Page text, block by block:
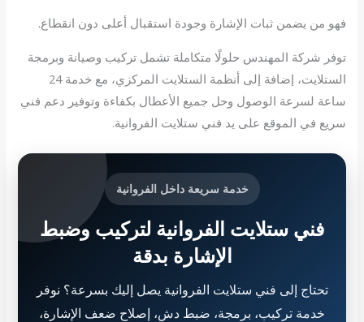
فهو من يضمن ثبات الإشارة وجودة استقبال أعلى دون انقطاع.
توفر شركة المهندس حلولًا متكاملة تشمل تركيب وصيانة وبرمجة
الستلايت، إضافة إلى أنظمة الستلايت المركزي، مع خدمة 24
ساعة لسرعة الوصول وحل جميع الأعطال بكفاءة وتوفير دعم فني
سريع في الموقع على يد فني ستلايت الفروانية.
خدمة سريعة داخل الفروانية
فني ستلايت الفروانية لتركيب وضبط
الإشارة بدقة
تحتاج إلى فني ستلايت الفروانية يصل إليك بسرعة؟ نوفر
خدمة تركيب، برمجة، ضبط دش، إصلاح ضعف الإشارة،